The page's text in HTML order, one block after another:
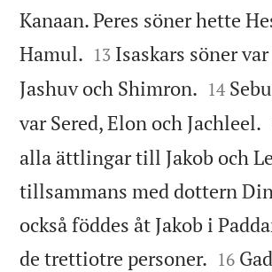
Kanaan. Peres söner hette
Hamul. 

13 Isaskars söner
Jashuv och Shimron. 

14
var Sered, Elon och Jachleel.
alla ättlingar till Jakob och
tillsammans med dottern
också föddes åt Jakob i
de trettiotre personer. 

16